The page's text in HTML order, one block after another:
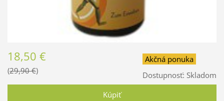
Akčná ponuka
Dostupnosť: Skladom
18,50 €
29,90 €